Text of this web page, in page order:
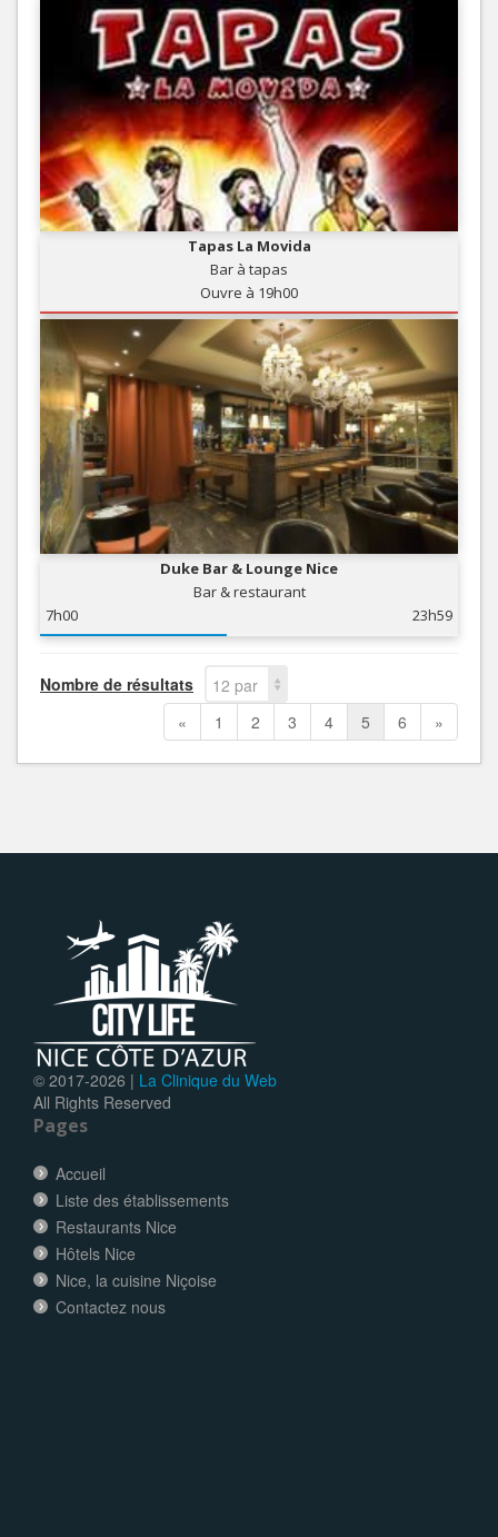
Tapas La Movida
Bar à tapas
Ouvre à 19h00
Duke Bar & Lounge Nice
Bar & restaurant
7h00
23h59
Nombre de résultats
12 par
page
« 1 2 3 4 5 6 »
© 2017-2026 | La Clinique du Web
All Rights Reserved
Pages
Accueil
Liste des établissements
Restaurants Nice
Hôtels Nice
Nice, la cuisine Niçoise
Contactez nous